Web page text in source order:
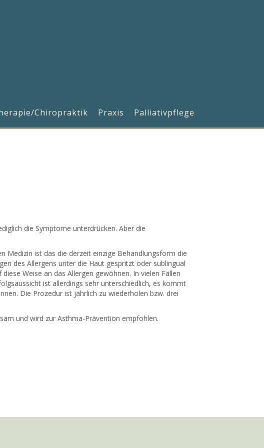
Chiropraktik Praxis Palliativpflege
die Symptome unterdrücken. Aber die
Medizin ist das die derzeit einzige Behandlungsform die
des Allergens unter die Haut gespritzt oder sublingual
Weise an das Allergen gewöhnen. In vielen Fällen
ist allerdings sehr unterschiedlich, es kommt
Die Prozedur ist jährlich zu wiederholen bzw. drei
und wird zur Asthma-Prävention empfohlen.